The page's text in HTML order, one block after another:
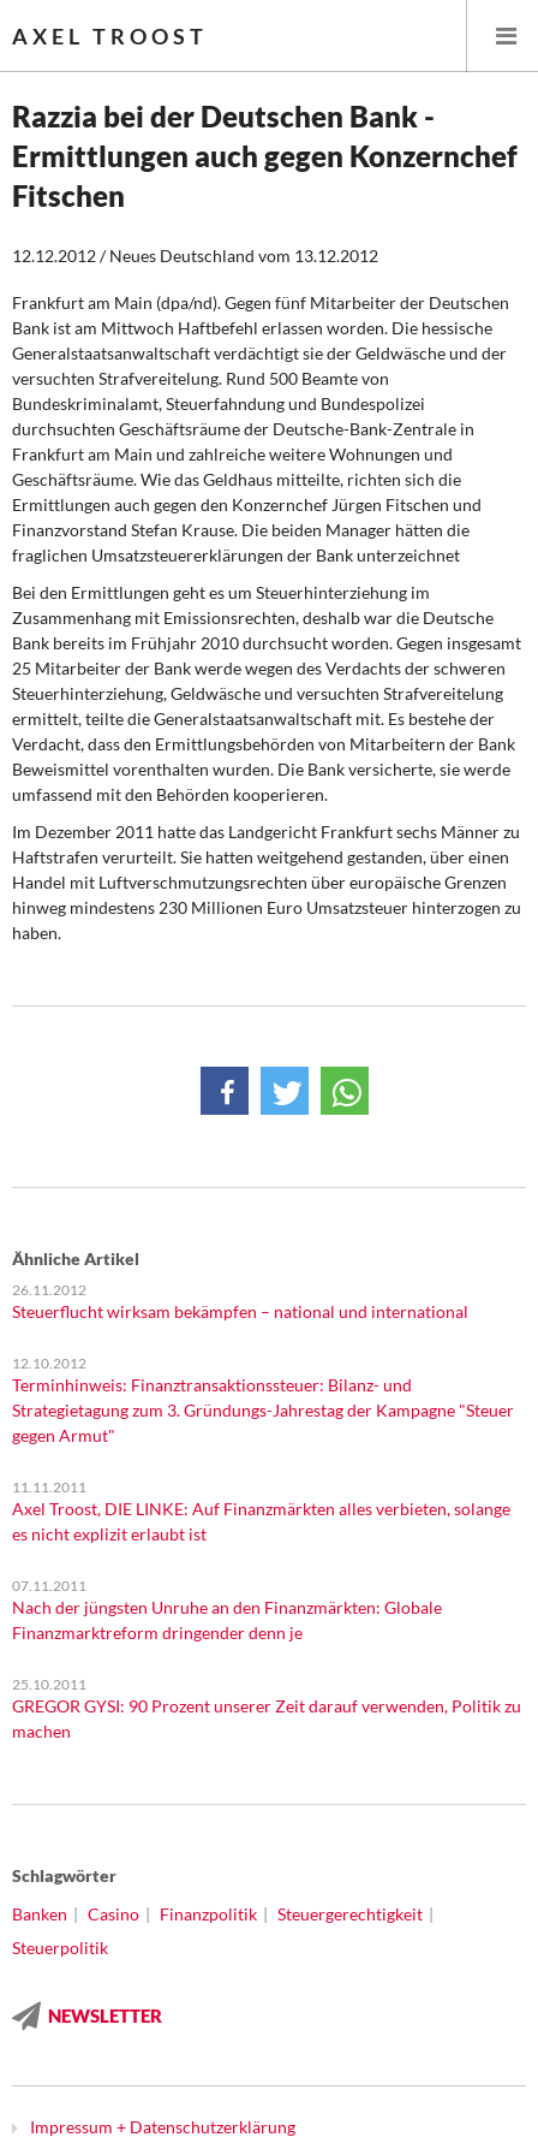
AXEL TROOST
Startseite
Wirtschaftspolitik
Steuer- und Finanzpolitik
Öffentliche Infrastruktur und Daseinsvorsorge
Eurokrise und Griechenland
DIE LINKE
Weitere Themen
Memo-Gruppe
Institut Solidarische Moderne
Rosa-Luxemburg-Stiftung
Über mich
Kontakt
Razzia bei der Deutschen Bank -
Ermittlungen auch gegen Konzernchef
Fitschen
12.12.2012 / Neues Deutschland vom 13.12.2012
Frankfurt am Main (dpa/nd). Gegen fünf Mitarbeiter der Deutschen
Bank ist am Mittwoch Haftbefehl erlassen worden. Die hessische
Generalstaatsanwaltschaft verdächtigt sie der Geldwäsche und der
versuchten Strafvereitelung. Rund 500 Beamte von
Bundeskriminalamt, Steuerfahndung und Bundespolizei
durchsuchten Geschäftsräume der Deutsche-Bank-Zentrale in
Frankfurt am Main und zahlreiche weitere Wohnungen und
Geschäftsräume. Wie das Geldhaus mitteilte, richten sich die
Ermittlungen auch gegen den Konzernchef Jürgen Fitschen und
Finanzvorstand Stefan Krause. Die beiden Manager hätten die
fraglichen Umsatzsteuererklärungen der Bank unterzeichnet
Bei den Ermittlungen geht es um Steuerhinterziehung im
Zusammenhang mit Emissionsrechten, deshalb war die Deutsche
Bank bereits im Frühjahr 2010 durchsucht worden. Gegen insgesamt
25 Mitarbeiter der Bank werde wegen des Verdachts der schweren
Steuerhinterziehung, Geldwäsche und versuchten Strafvereitelung
ermittelt, teilte die Generalstaatsanwaltschaft mit. Es bestehe der
Verdacht, dass den Ermittlungsbehörden von Mitarbeitern der Bank
Beweismittel vorenthalten wurden. Die Bank versicherte, sie werde
umfassend mit den Behörden kooperieren.
Im Dezember 2011 hatte das Landgericht Frankfurt sechs Männer zu
Haftstrafen verurteilt. Sie hatten weitgehend gestanden, über einen
Handel mit Luftverschmutzungsrechten über europäische Grenzen
hinweg mindestens 230 Millionen Euro Umsatzsteuer hinterzogen zu
haben.
Ähnliche Artikel
26.11.2012
Steuerflucht wirksam bekämpfen – national und international
12.10.2012
Terminhinweis: Finanztransaktionssteuer: Bilanz- und
Strategietagung zum 3. Gründungs-Jahrestag der Kampagne "Steuer
gegen Armut"
11.11.2011
Axel Troost, DIE LINKE: Auf Finanzmärkten alles verbieten, solange
es nicht explizit erlaubt ist
07.11.2011
Nach der jüngsten Unruhe an den Finanzmärkten: Globale
Finanzmarktreform dringender denn je
25.10.2011
GREGOR GYSI: 90 Prozent unserer Zeit darauf verwenden, Politik zu
machen
Schlagwörter
Banken
Casino Finanzpolitik
Steuergerechtigkeit
Steuerpolitik
NEWSLETTER
Impressum + Datenschutzerklärung